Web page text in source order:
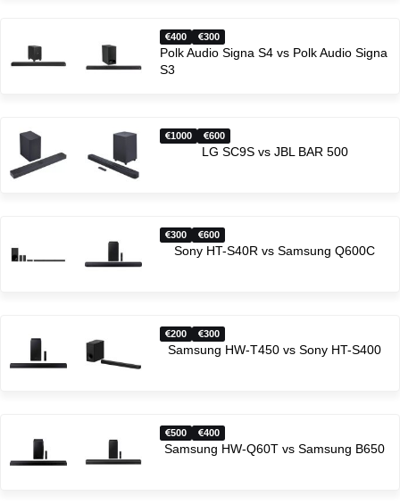
400 300
Polk Audio Signa S4 vs Polk Audio Signa
S3
1000 600
LG SC9S vs JBL BAR 500
300 600
Sony HT-S40R vs Samsung Q600C
200 300
Samsung HW-T450 vs Sony HT-S400
500 400
Samsung HW-Q60T vs Samsung B650